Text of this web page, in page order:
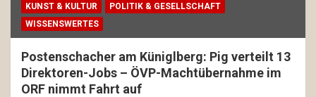
KUNST & KULTUR
POLITIK & GESELLSCHAFT
WISSENSWERTES
Postenschacher am Küniglberg: Pig verteilt 13
Direktoren-Jobs – ÖVP-Machtübernahme im
ORF nimmt Fahrt auf